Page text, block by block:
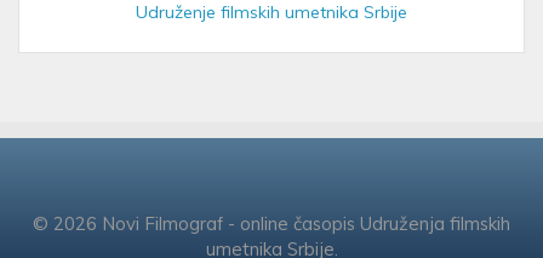
Udruženje filmskih umetnika Srbije
© 2026 Novi Filmograf - online časopis Udruženja filmskih
umetnika Srbije.